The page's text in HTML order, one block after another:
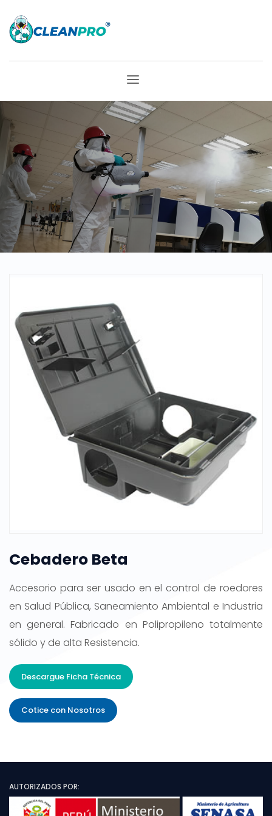
Cebadero Beta
Accesorio para ser usado en el control de roedores
en Salud Pública, Saneamiento Ambiental e Industria
en general. Fabricado en Polipropileno totalmente
sólido y de alta Resistencia.
Descargue Ficha Técnica
Cotice con Nosotros
AUTORIZADOS POR: